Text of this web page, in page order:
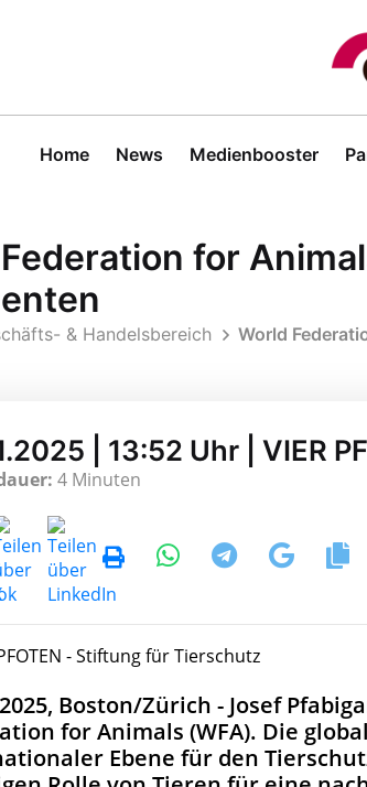
Home News Medienbooster
for
& Handelsbereich World
| 13:52 Uhr | VIER
4 Minuten
Boston/Zürich - Josef
for Animals (WFA). Die
Ebene für den